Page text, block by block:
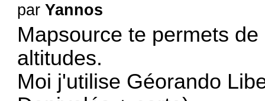
parYannos
Mapsource te permets
altitudes.
Moi j'utilise Géorando